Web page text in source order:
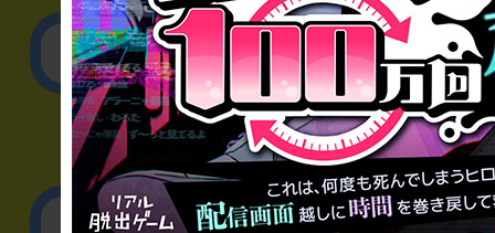
公演内容、チケット
▼企業／法人の方